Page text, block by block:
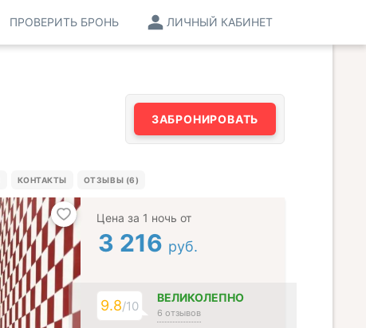
ЛИЧНЫЙ КАБИНЕТ
ПРОВЕРИТЬ БРОНЬ
ЗАБРОНИРОВАТЬ
КОНТАКТЫ ОТЗЫВЫ (6)
Цена за 1 ночь от
3 216 руб.
9.8/10
ВЕЛИКОЛЕПНО
6 отзывов